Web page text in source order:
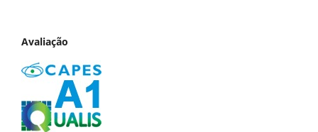
Avaliação